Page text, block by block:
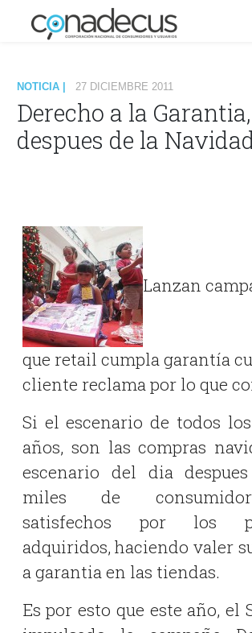
NOTICIA | 27 DICIEMBRE 2011
Derecho a la
despues de la
Lanzan
que retail cumpla garantía
cliente reclama por lo que
Si el escenario de todos
años, son las compras
escenario del dia
miles de
satisfechos por los
adquiridos, haciendo valer
a garantia en las tiendas.
Es por esto que este año, el